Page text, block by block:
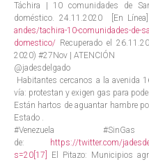
Táchira | 10 comunidades de
doméstico. 24.11.2020 [En
andes/tachira-10-comunidades-de-
domestico/ Recuperado el
2020) #27Nov | ATENCIÓN
@jadesdelgado
Habitantes cercanos a la avenida
vía: protestan y exigen gas para
Están hartos de aguantar hambre
Estado .
#Venezuela
de: https://twitter.com/
s=20 [17]
El Pitazo: Municipios